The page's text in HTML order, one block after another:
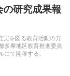
事
研究成果報
を図る教育活動の方
多摩地区教育推進委員
て開催する。